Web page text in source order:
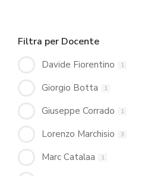
Filtra per Docente
Davide Fiorentino 1
Giorgio Botta 1
Giuseppe Corrado 1
Lorenzo Marchisio 3
Marc Catalaa 1